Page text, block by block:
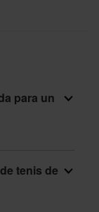
para un
tenis de